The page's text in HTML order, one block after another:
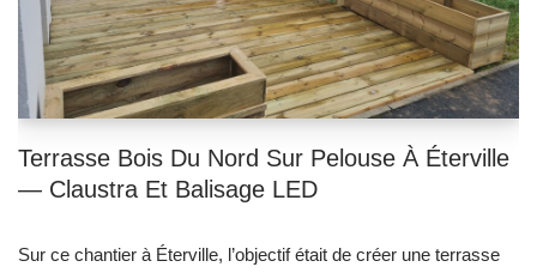
Terrasse Bois Du Nord Sur Pelouse À Éterville
— Claustra Et Balisage LED
Sur ce chantier à Éterville, l’objectif était de créer une terrasse